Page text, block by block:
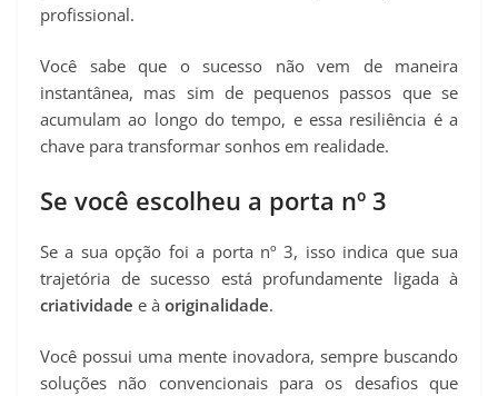
profissional.
Você sabe que o sucesso não vem de maneira
instantânea, mas sim de pequenos passos que se
acumulam ao longo do tempo, e essa resiliência é a
chave para transformar sonhos em realidade.
Se você escolheu a porta nº 3
Se a sua opção foi a porta nº 3, isso indica que sua
trajetória de sucesso está profundamente ligada à
criatividade e à originalidade.
Você possui uma mente inovadora, sempre buscando
soluções não convencionais para os desafios que